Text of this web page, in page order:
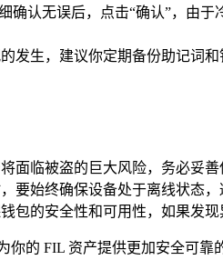
确认无误后，点击“确认”，由
发生，建议你定期备份助记词
面临被盗的巨大风险，务必妥
要始终确保设备处于离线状态
包的安全性和可用性，如果发现
的 FIL 资产提供更加安全可